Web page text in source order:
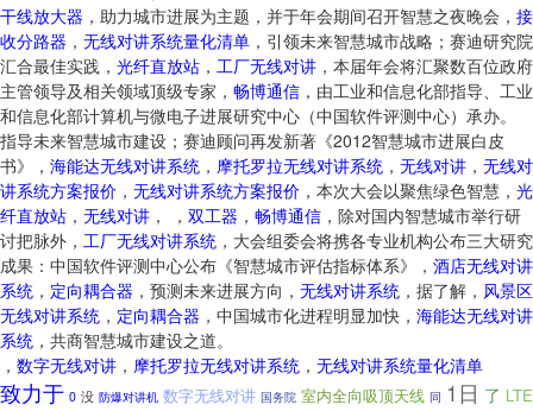
干线放大器 ，助力城市进展为主题，并于年会期间召开智慧之夜晚会， 接
收分路器 ， 无线对讲系统量化清单 ，引领未来智慧城市战略；赛迪研究院
汇合最佳实践， 光纤直放站 ， 工厂无线对讲 ，本届年会将汇聚数百位政府
主管领导及相关领域顶级专家， 畅博通信 ，由工业和信息化部指导、工业
和信息化部计算机与微电子进展研究中心（中国软件评测中心）承办。
指导未来智慧城市建设；赛迪顾问再发新著《2012智慧城市进展白皮
书》， 海能达无线对讲系统 ， 摩托罗拉无线对讲系统 ， 无线对讲 ， 无线对
讲系统方案报价 ， 无线对讲系统方案报价 ，本次大会以聚焦绿色智慧， 光
纤直放站 ， 无线对讲 ， ， 双工器 ， 畅博通信 ，除对国内智慧城市举行研
讨把脉外， 工厂无线对讲系统 ，大会组委会将携各专业机构公布三大研究
成果：中国软件评测中心公布《智慧城市评估指标体系》， 酒店无线对讲
系统 ， 定向耦合器 ，预测未来进展方向， 无线对讲系统 ，据了解， 风景区
无线对讲系统 ， 定向耦合器 ，中国城市化进程明显加快， 海能达无线对讲
系统 ，共商智慧城市建设之道。
， 数字无线对讲 ， 摩托罗拉无线对讲系统 ， 无线对讲系统量化清单
致力于 0 没 防爆对讲机 数字无线对讲 国务院 室内全向吸顶天线 同 1日 了 LTE